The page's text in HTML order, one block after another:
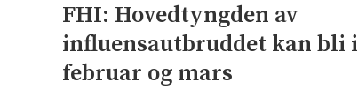
FHI: Hovedtyngden av
influensautbruddet kan bli i
februar og mars